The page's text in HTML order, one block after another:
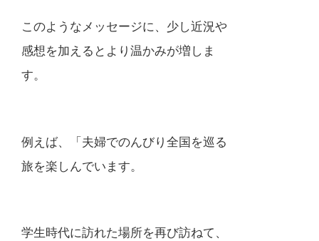
このようなメッセージに、少し近況や
感想を加えるとより温かみが増しま
す。
例えば、「夫婦でのんびり全国を巡る
旅を楽しんでいます。
学生時代に訪れた場所を再び訪ねて、